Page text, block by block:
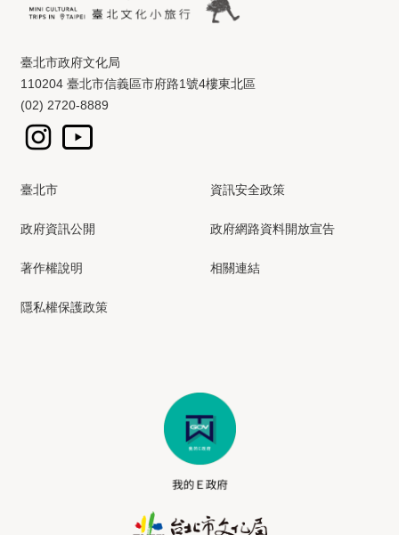
臺北市政府文化局
110204 臺北市信義區市府路1號4樓東北區
(02) 2720-8889
臺北市
政府資訊公開
著作權說明
隱私權保護政策
資訊安全政策
政府網路資料開放宣告
相關連結